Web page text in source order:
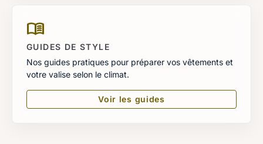
menu_book
GUIDES DE STYLE
Nos guides pratiques pour préparer vos vêtements et
votre valise selon le climat.
Voir les guides